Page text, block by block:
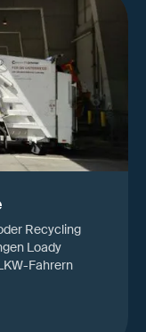
Recycling
Loady
Fahrern